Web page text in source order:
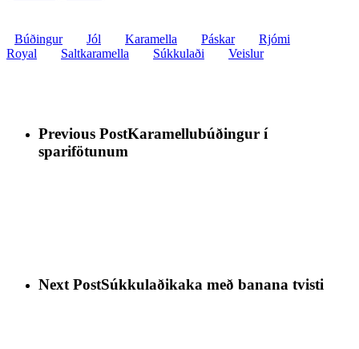
Búðingur Jól Karamella Páskar
Rjómi
Royal
Saltkaramella Súkkulaði Veislur
Previous PostKaramellubúðingur í
sparifötunum
Next PostSúkkulaðikaka með banana tvisti